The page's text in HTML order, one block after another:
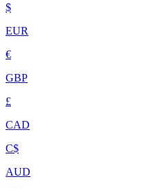
$
EUR
€
GBP
£
CAD
C$
AUD